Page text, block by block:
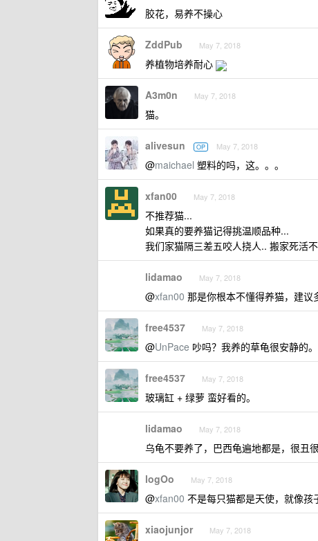
胶花，易养不操心
ZddPub May 7, 2018
养植物培养耐心
A3m0n May 7, 2018
猫。
alivesun OP May 7, 2018
@maichael 塑料的吗，这。。。
xfan00 May 7, 2018
不推荐猫...
如果真的要养猫记得挑温顺品种...
我们家猫隔三差五咬人挠人.. 搬家死活
lidamao May 7, 2018
@xfan00 那是你根本不懂得养猫，建议
free4537 May 7, 2018
@UnPace 吵吗？我养的草龟很安静的。
free4537 May 7, 2018
玻璃缸 + 绿萝 蛮好看的。
lidamao May 7, 2018
乌龟不要养了，巴西龟遍地都是，很丑
logOo May 7, 2018
@xfan00 不是每只猫都是天使，就像孩
xiaojunjor May 7, 2018